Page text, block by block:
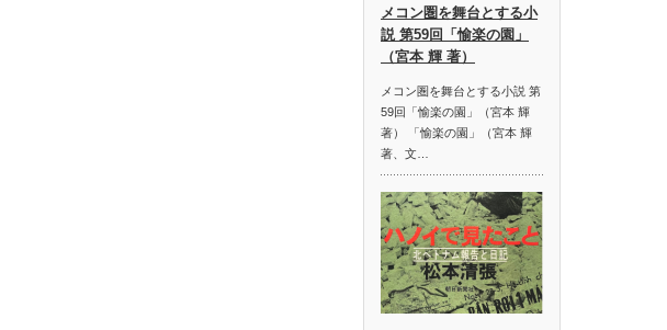
メコン圏を舞台とする小
説 第59回「愉楽の園」
（宮本 輝 著）
メコン圏を舞台とする小説 第
59回「愉楽の園」（宮本 輝
著） 「愉楽の園」（宮本 輝
著、文…